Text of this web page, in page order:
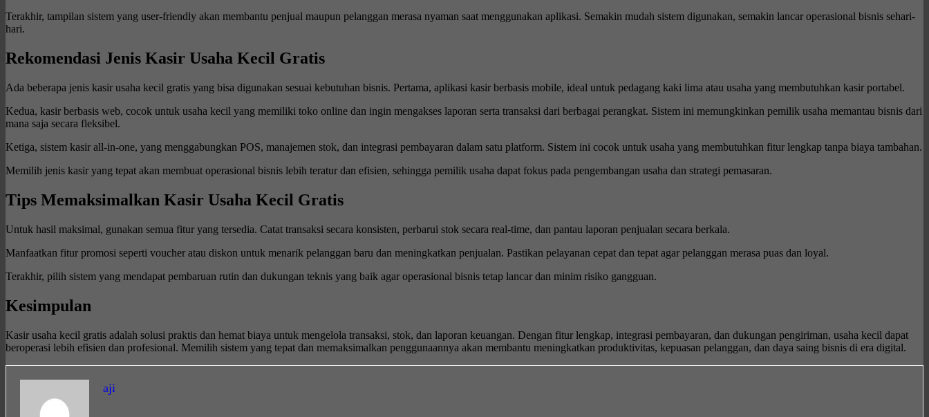
Terakhir, tampilan sistem yang user-friendly akan membantu penjual maupun pelanggan merasa nyaman saat menggunakan aplikasi. Semakin mudah sistem digunakan, semakin lancar operasional bisnis sehari-
hari.
Rekomendasi Jenis Kasir Usaha Kecil Gratis
Ada beberapa jenis kasir usaha kecil gratis yang bisa digunakan sesuai kebutuhan bisnis. Pertama, aplikasi kasir berbasis mobile, ideal untuk pedagang kaki lima atau usaha yang membutuhkan kasir portabel.
Kedua, kasir berbasis web, cocok untuk usaha kecil yang memiliki toko online dan ingin mengakses laporan serta transaksi dari berbagai perangkat. Sistem ini memungkinkan pemilik usaha memantau bisnis dari
mana saja secara fleksibel.
Ketiga, sistem kasir all-in-one, yang menggabungkan POS, manajemen stok, dan integrasi pembayaran dalam satu platform. Sistem ini cocok untuk usaha yang membutuhkan fitur lengkap tanpa biaya tambahan.
Memilih jenis kasir yang tepat akan membuat operasional bisnis lebih teratur dan efisien, sehingga pemilik usaha dapat fokus pada pengembangan usaha dan strategi pemasaran.
Tips Memaksimalkan Kasir Usaha Kecil Gratis
Untuk hasil maksimal, gunakan semua fitur yang tersedia. Catat transaksi secara konsisten, perbarui stok secara real-time, dan pantau laporan penjualan secara berkala.
Manfaatkan fitur promosi seperti voucher atau diskon untuk menarik pelanggan baru dan meningkatkan penjualan. Pastikan pelayanan cepat dan tepat agar pelanggan merasa puas dan loyal.
Terakhir, pilih sistem yang mendapat pembaruan rutin dan dukungan teknis yang baik agar operasional bisnis tetap lancar dan minim risiko gangguan.
Kesimpulan
Kasir usaha kecil gratis adalah solusi praktis dan hemat biaya untuk mengelola transaksi, stok, dan laporan keuangan. Dengan fitur lengkap, integrasi pembayaran, dan dukungan pengiriman, usaha kecil dapat
beroperasi lebih efisien dan profesional. Memilih sistem yang tepat dan memaksimalkan penggunaannya akan membantu meningkatkan produktivitas, kepuasan pelanggan, dan daya saing bisnis di era digital.
aji